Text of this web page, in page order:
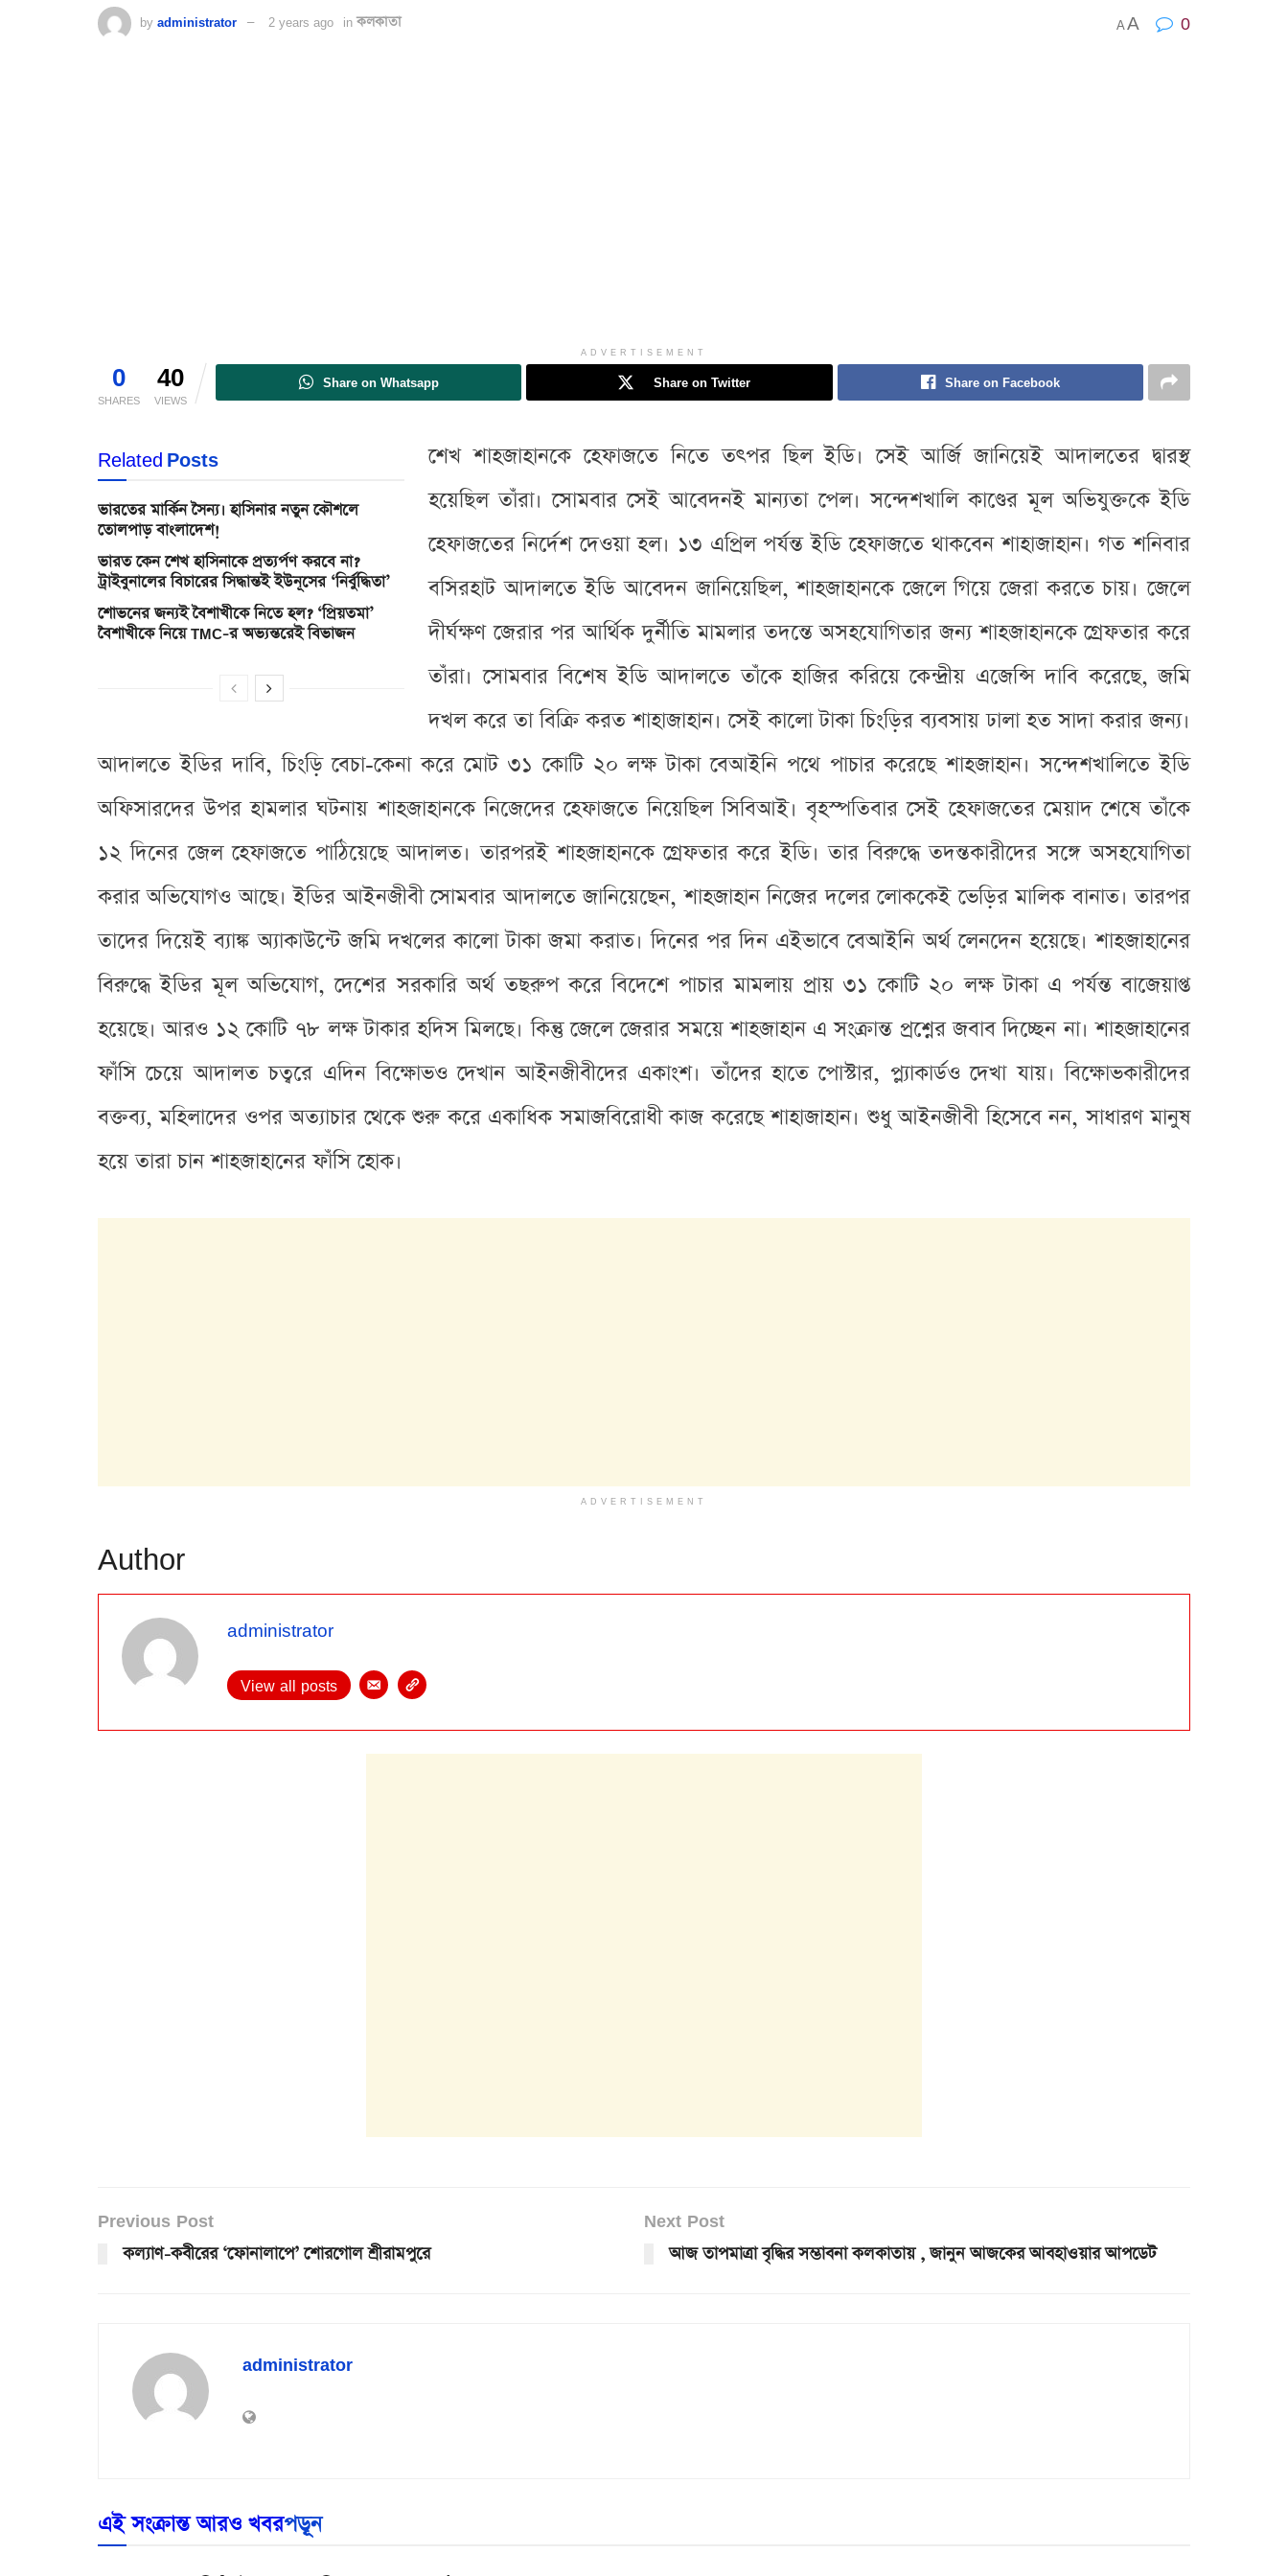
by administrator 2 years ago in কলকাতা AA 0
ADVERTISEMENT
0
SHARES
40
VIEWS
Share on Whatsapp Share on Twitter Share on Facebook
RelatedPosts
ভারতের মার্কিন সৈন্য। হাসিনার নতুন কৌশলে
তোলপাড় বাংলাদেশ!
ভারত কেন শেখ হাসিনাকে প্রত্যর্পণ করবে না?
ট্রাইবুনালের বিচারের সিদ্ধান্তই ইউনূসের ‘নির্বুদ্ধিতা’
শোভনের জন্যই বৈশাখীকে নিতে হল? ‘প্রিয়তমা’
বৈশাখীকে নিয়ে TMC-র অভ্যন্তরেই বিভাজন
শেখ শাহজাহানকে হেফাজতে নিতে তৎপর ছিল ইডি। সেই আর্জি জানিয়েই আদালতের দ্বারস্থ
হয়েছিল তাঁরা। সোমবার সেই আবেদনই মান্যতা পেল। সন্দেশখালি কাণ্ডের মূল অভিযুক্তকে ইডি
হেফাজতের নির্দেশ দেওয়া হল। ১৩ এপ্রিল পর্যন্ত ইডি হেফাজতে থাকবেন শাহাজাহান। গত শনিবার
বসিরহাট আদালতে ইডি আবেদন জানিয়েছিল, শাহজাহানকে জেলে গিয়ে জেরা করতে চায়। জেলে
দীর্ঘক্ষণ জেরার পর আর্থিক দুর্নীতি মামলার তদন্তে অসহযোগিতার জন্য শাহজাহানকে গ্রেফতার করে
তাঁরা। সোমবার বিশেষ ইডি আদালতে তাঁকে হাজির করিয়ে কেন্দ্রীয় এজেন্সি দাবি করেছে, জমি
দখল করে তা বিক্রি করত শাহাজাহান। সেই কালো টাকা চিংড়ির ব্যবসায় ঢালা হত সাদা করার জন্য।
আদালতে ইডির দাবি, চিংড়ি বেচা-কেনা করে মোট ৩১ কোটি ২০ লক্ষ টাকা বেআইনি পথে পাচার করেছে শাহজাহান। সন্দেশখালিতে ইডি
অফিসারদের উপর হামলার ঘটনায় শাহজাহানকে নিজেদের হেফাজতে নিয়েছিল সিবিআই। বৃহস্পতিবার সেই হেফাজতের মেয়াদ শেষে তাঁকে
১২ দিনের জেল হেফাজতে পাঠিয়েছে আদালত। তারপরই শাহজাহানকে গ্রেফতার করে ইডি। তার বিরুদ্ধে তদন্তকারীদের সঙ্গে অসহযোগিতা
করার অভিযোগও আছে। ইডির আইনজীবী সোমবার আদালতে জানিয়েছেন, শাহজাহান নিজের দলের লোককেই ভেড়ির মালিক বানাত। তারপর
তাদের দিয়েই ব্যাঙ্ক অ্যাকাউন্টে জমি দখলের কালো টাকা জমা করাত। দিনের পর দিন এইভাবে বেআইনি অর্থ লেনদেন হয়েছে। শাহজাহানের
বিরুদ্ধে ইডির মূল অভিযোগ, দেশের সরকারি অর্থ তছরুপ করে বিদেশে পাচার মামলায় প্রায় ৩১ কোটি ২০ লক্ষ টাকা এ পর্যন্ত বাজেয়াপ্ত
হয়েছে। আরও ১২ কোটি ৭৮ লক্ষ টাকার হদিস মিলছে। কিন্তু জেলে জেরার সময়ে শাহজাহান এ সংক্রান্ত প্রশ্নের জবাব দিচ্ছেন না। শাহজাহানের
ফাঁসি চেয়ে আদালত চত্বরে এদিন বিক্ষোভও দেখান আইনজীবীদের একাংশ। তাঁদের হাতে পোস্টার, প্ল্যাকার্ডও দেখা যায়। বিক্ষোভকারীদের
বক্তব্য, মহিলাদের ওপর অত্যাচার থেকে শুরু করে একাধিক সমাজবিরোধী কাজ করেছে শাহাজাহান। শুধু আইনজীবী হিসেবে নন, সাধারণ মানুষ
হয়ে তারা চান শাহজাহানের ফাঁসি হোক।
ADVERTISEMENT
Author
administrator
View all posts
Previous Post
কল্যাণ-কবীরের ‘ফোনালাপে’ শোরগোল শ্রীরামপুরে
Next Post
আজ তাপমাত্রা বৃদ্ধির সম্ভাবনা কলকাতায় , জানুন আজকের আবহাওয়ার আপডেট
administrator
এই সংক্রান্ত আরও খবরপড়ূন